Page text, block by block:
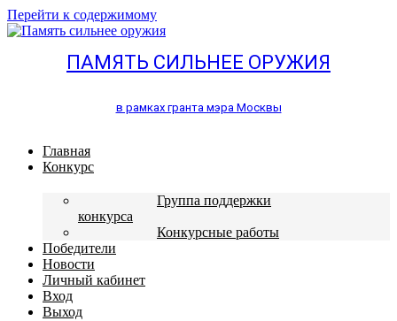
Перейти к содержимому
ПАМЯТЬ СИЛЬНЕЕ ОРУЖИЯ
в рамках гранта мэра Москвы
Главная
Конкурс
Группа поддержки
конкурса
Конкурсные работы
Победители
Новости
Личный кабинет
Вход
Выход